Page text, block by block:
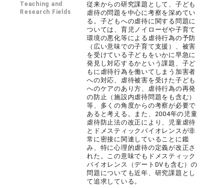
Teaching and
Research Fields
従来からの研究課題として、子ども
虐待の問題を中心に考察を深めてい
る。子どもへの虐待に関する問題に
ついては、育児ノイローゼや子育て
環境の悪化等による虐待行為の予防
（広い意味での子育て支援）、被害
を受けている子どもをいかに早急に
発見し対応するかという課題、子ど
もに虐待行為を働いてしまう加害者
への対応、虐待被害を受けた子ども
へのケアのあり方、虐待行為の再発
の防止（施設内虐待問題をも含む）
等、多くの角度からの考察が必要で
あると考える。また、2004年の児童
虐待防止法の改正により、児童虐待
とドメスティックバイオレンスが非
常に密接に関連していることに鑑
み、特に心理的虐待の定義が改正さ
れた。この意味でもドメスティック
バイオレンス（デートDVも含む）の
問題についても近年、研究課題とし
て追求している。